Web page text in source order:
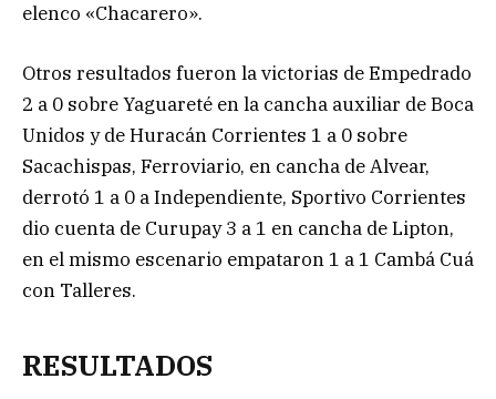
elenco «Chacarero».
Otros resultados fueron la victorias de Empedrado
2 a 0 sobre Yaguareté en la cancha auxiliar de Boca
Unidos y de Huracán Corrientes 1 a 0 sobre
Sacachispas, Ferroviario, en cancha de Alvear,
derrotó 1 a 0 a Independiente, Sportivo Corrientes
dio cuenta de Curupay 3 a 1 en cancha de Lipton,
en el mismo escenario empataron 1 a 1 Cambá Cuá
con Talleres.
RESULTADOS